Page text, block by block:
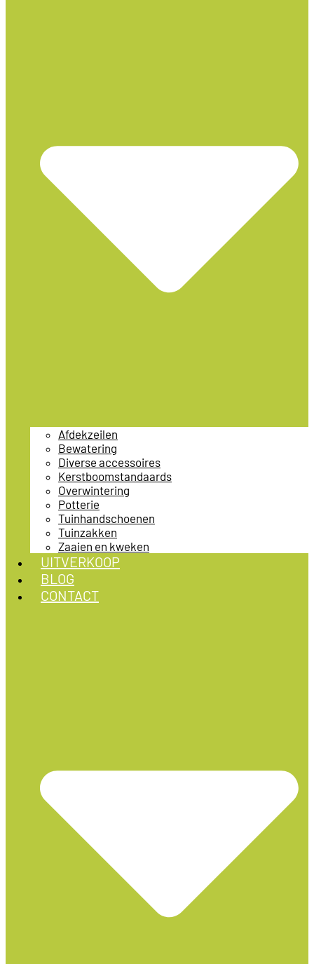
Afdekzeilen
Bewatering
Diverse accessoires
Kerstboomstandaards
Overwintering
Potterie
Tuinhandschoenen
Tuinzakken
Zaaien en kweken
UITVERKOOP
BLOG
CONTACT